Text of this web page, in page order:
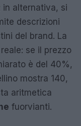
alternativa, si
descrizioni
del brand. La
se il prezzo
è del 40%,
mostra 140,
aritmetica
fuorvianti.